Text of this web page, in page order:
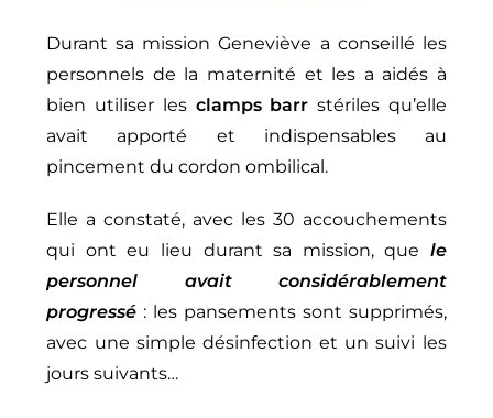
Durant sa mission Geneviève a conseillé les
personnels de la maternité et les a aidés à
bien utiliser les clamps barr stériles qu’elle
avait apporté et indispensables au
pincement du cordon ombilical.
Elle a constaté, avec les 30 accouchements
qui ont eu lieu durant sa mission, que le
personnel avait considérablement
progressé : les pansements sont supprimés,
avec une simple désinfection et un suivi les
jours suivants…